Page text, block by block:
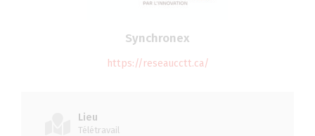
Synchronex
https://reseaucctt.ca/
Lieu
Télétravail